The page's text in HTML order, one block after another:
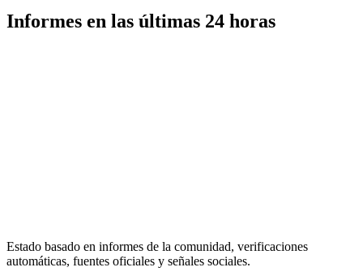
Informes en las últimas 24 horas
Estado basado en informes de la comunidad, verificaciones
automáticas, fuentes oficiales y señales sociales.